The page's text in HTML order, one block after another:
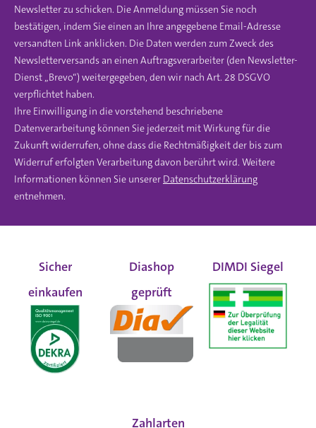
Newsletter zu schicken. Die Anmeldung müssen Sie noch
bestätigen, indem Sie einen an Ihre angegebene Email-Adresse
versandten Link anklicken. Die Daten werden zum Zweck des
Newsletterversands an einen Auftragsverarbeiter (den Newsletter-
Dienst „Brevo“) weitergegeben, den wir nach Art. 28 DSGVO
verpflichtet haben.
Ihre Einwilligung in die vorstehend beschriebene
Datenverarbeitung können Sie jederzeit mit Wirkung für die
Zukunft widerrufen, ohne dass die Rechtmäßigkeit der bis zum
Widerruf erfolgten Verarbeitung davon berührt wird. Weitere
Informationen können Sie unserer Datenschutzerklärung
entnehmen.
Sicher
einkaufen
Diashop
geprüft
DIMDI Siegel
Zahlarten